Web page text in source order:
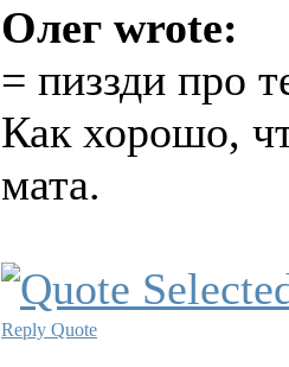
Олег wrote:
= пиззди про
Как хорошо,
мата.
Reply Quote